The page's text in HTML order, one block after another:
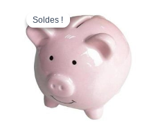
Soldes !
Soldes !
prix
initial
était :
prix
actuel
est :
33.99€.